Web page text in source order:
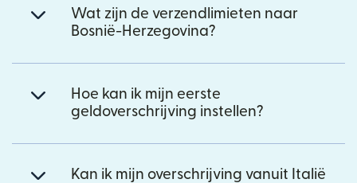
Wat zijn de verzendlimieten naar
Bosnië-Herzegovina?
Hoe kan ik mijn eerste
geldoverschrijving instellen?
Kan ik mijn overschrijving vanuit Italië